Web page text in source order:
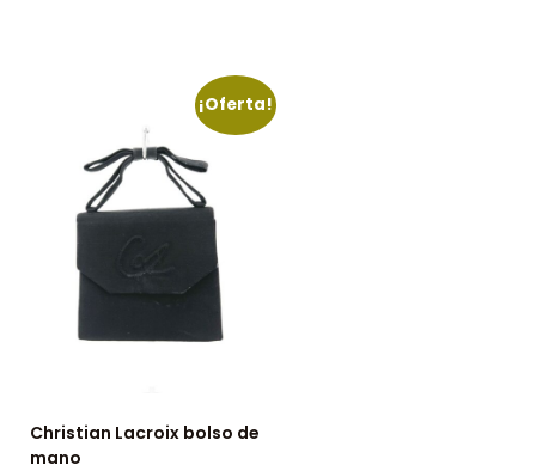
¡Oferta!
Christian Lacroix bolso de
mano